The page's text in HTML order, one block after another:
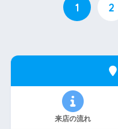
1 2
来店の流れ